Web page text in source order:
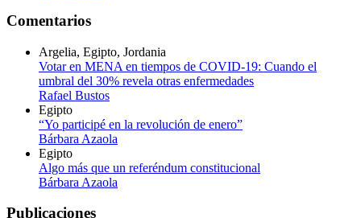
Comentarios
Argelia, Egipto, Jordania
Votar en MENA en tiempos de COVID-19: Cuando el
umbral del 30% revela otras enfermedades
Rafael Bustos
Egipto
“Yo participé en la revolución de enero”
Bárbara Azaola
Egipto
Algo más que un referéndum constitucional
Bárbara Azaola
Publicaciones